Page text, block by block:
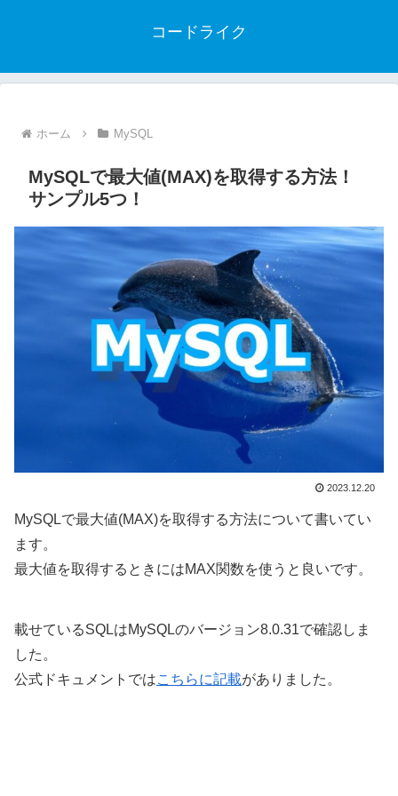
コードライク
ホーム MySQL
MySQLで最大値(MAX)を取得する方法！
サンプル5つ！
2023.12.20
MySQLで最大値(MAX)を取得する方法について書いてい
ます。
最大値を取得するときにはMAX関数を使うと良いです。
載せているSQLはMySQLのバージョン8.0.31で確認しま
した。
公式ドキュメントではこちらに記載がありました。